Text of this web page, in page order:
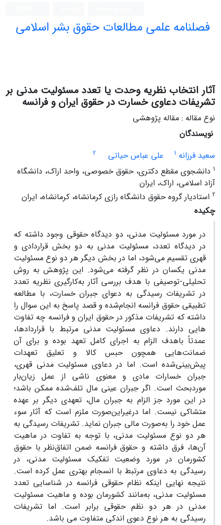
فصلنامه علمی مطالعات حقوق بشر اسلامی
آثار انتخاب نظریه وحدت یا تعدد مسئولیت مدنی بر
تشریفات دعاوی خسارت در حقوق ایران و فرانسه
نوع مقاله : مقاله پژوهشی
نویسندگان
سعید فرزانه 1 علی عباس حیاتی
2
1 دانشجوی مقطع دکتری، حقوق خصوصی، واحد اراک، دانشگاه
آزاد اسلامی، اراک، ایران
2 استادیار گروه حقوق دانشگاه رازی کرمانشاه، کرمانشاه، ایران
چکیده
در مورد مسئولیت مدنی، دو دیدگاه حقوقی وجود داشته که
در دیدگاه تعدد، مسئولیت مدنی به دو بخش قراردادی و
قهری تقسیم می‌شود، اما در بخش دیگر هر دو نوع مسئولیت
مدنی یکسان در نظر گرفته می‌شود. این پژوهش به روش
تحلیلی-توصیفی با هدف بررسی آثار به‌کارگیری نظریه تعدد
در تشریفات رسیدگی به دعوای جبران خسارت، با مطالعه
تطبیقی حقوق فرانسه انجام‌شده و قصد پاسخ به این سوال را
داشته که تشریفات مذکور در حقوق ایران و فرانسه چه تفاوت
هایی دارند. دعاوی مسئولیت مدنی مرتبط با قراردادها،
عمدتاً باهدف الزام به اجرای کامل تعهد بوده و برای آن
ضمانت‌هایی همچون حبس کالا و تعلیق تعهدات
پیش‌بینی‌شده است. اما در دعاوی مسئولیت مدنی قهری،
جبران خسارات مادی و معنوی ناشی از عمل زیان‌بار
موردبحث است. اگر جبران عینی مال تلف‌شده ممکن باشد؛
در این مورد جز الزام به جبران مال، تعهدی دیگر بر عهده
متشاکی نیست. اما درغیراین‌صورت ملزم است که آثار سوء
عمل خود را به‌صورت مالی جبران نماید. تشریفات رسیدگی به
هر دو نوع مسئولیت مدنی، با توجه به تفاوت در ماهیت
آن‌ها، فرق داشته و حقوق فرانسه ضمن اتفاق‌نظر با حقوق
کشورمان در مورد وضعیت تفکیک مسئولیت مدنی، در
رسیدگی به دعاوی مرتبط با انسجام بهتری عمل کرده است.
نتیجه نهایی اینکه نظام حقوقی فرانسه در شناسایی تعدد
مسئولیت مدنی، به‌مانند کشورمان بوده و ماهیت مسئولیت
مدنی در هر دو نظم حقوقی برابر است. اما تشریفات
رسیدگی به هر نوع دعوی اندکی متفاوت می باشد.